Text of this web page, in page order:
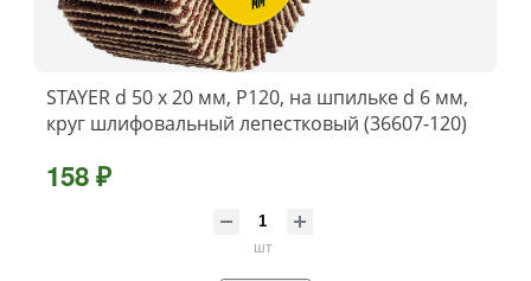
STAYER d 50 x 20 мм, P120, на шпильке d 6 мм,
круг шлифовальный лепестковый (36607-120)
158 ₽
шт